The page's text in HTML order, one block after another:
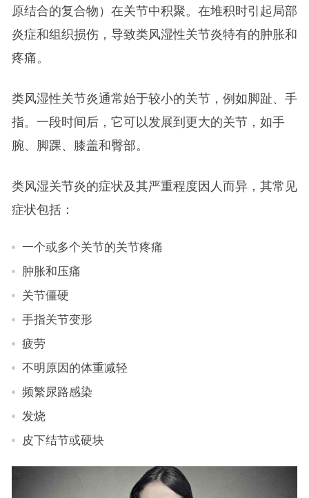
原结合的复合物）在关节中积聚。在堆积时引起局部
炎症和组织损伤，导致类风湿性关节炎特有的肿胀和
疼痛。
类风湿性关节炎通常始于较小的关节，例如脚趾、手
指。一段时间后，它可以发展到更大的关节，如手
腕、脚踝、膝盖和臀部。
类风湿关节炎的症状及其严重程度因人而异，其常见
症状包括：
一个或多个关节的关节疼痛
肿胀和压痛
关节僵硬
手指关节变形
疲劳
不明原因的体重减轻
频繁尿路感染
发烧
皮下结节或硬块